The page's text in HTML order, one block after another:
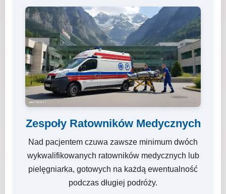
Zespoły Ratowników Medycznych
Nad pacjentem czuwa zawsze minimum dwóch
wykwalifikowanych ratowników medycznych lub
pielęgniarka, gotowych na każdą ewentualność
podczas długiej podróży.